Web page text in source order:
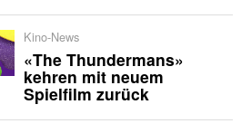
Kino-News
«The Thundermans»
kehren mit neuem
Spielfilm zurück